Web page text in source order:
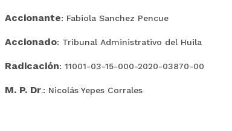
Accionante: Fabiola Sanchez Pencue
Accionado: Tribunal Administrativo del Huila
Radicación: 11001-03-15-000-2020-03870-00
M. P. Dr.: Nicolás Yepes Corrales